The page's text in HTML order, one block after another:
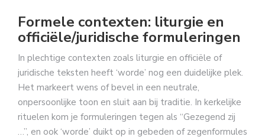
Formele contexten: liturgie en
officiële/juridische formuleringen
In plechtige contexten zoals liturgie en officiële of
juridische teksten heeft ‘worde’ nog een duidelijke plek.
Het markeert wens of bevel in een neutrale,
onpersoonlijke toon en sluit aan bij traditie. In kerkelijke
rituelen kom je formuleringen tegen als “Gezegend zij
…”, en ook ‘worde’ duikt op in gebeden of zegenformules